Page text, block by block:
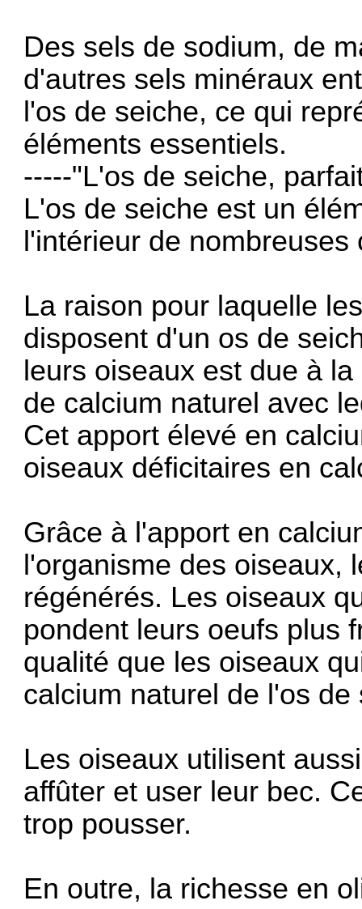
Des sels de sodium, de
d'autres sels minéraux
l'os de seiche, ce qui
éléments essentiels.
-----"L'os de seiche,
L'os de seiche est un
l'intérieur de
La raison pour laquelle
disposent d'un os de
leurs oiseaux est due à
de calcium naturel avec
Cet apport élevé en
oiseaux déficitaires en
Grâce à l'apport en
l'organisme des oiseaux,
régénérés. Les oiseaux
pondent leurs oeufs plus
qualité que les oiseaux
calcium naturel de l'os de
Les oiseaux utilisent
affûter et user leur bec.
trop pousser.
En outre, la richesse en